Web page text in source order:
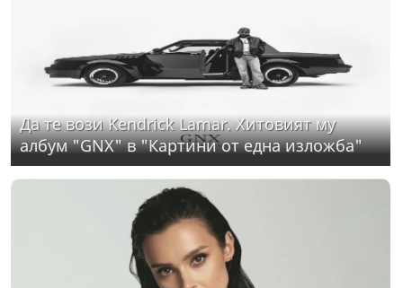
Да те вози Kendrick Lamar. Хитовият му
албум "GNX" в "Картини от една изложба"